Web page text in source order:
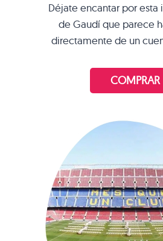
Déjate encantar por esta
de Gaudí que parece
directamente de un
COMPRAR